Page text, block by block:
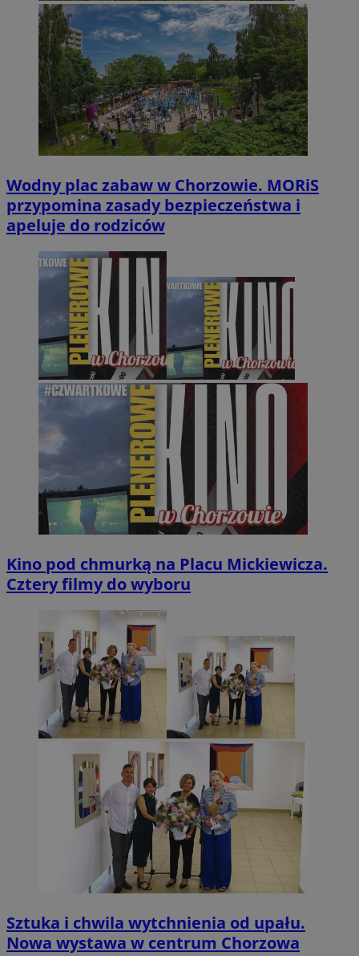
Wodny plac zabaw w Chorzowie. MORiS
przypomina zasady bezpieczeństwa i
apeluje do rodziców
Kino pod chmurką na Placu Mickiewicza.
Cztery filmy do wyboru
Sztuka i chwila wytchnienia od upału.
Nowa wystawa w centrum Chorzowa